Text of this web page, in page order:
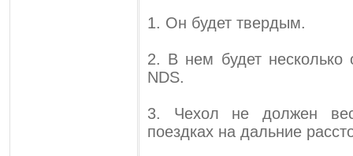
1. Он будет твердым.
2. В нем будет несколько
NDS.
3. Чехол не должен
поездках на дальние